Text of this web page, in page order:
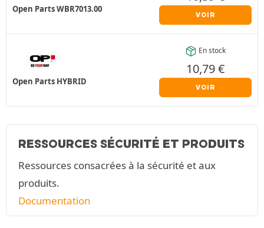
Open Parts WBR7013.00
VOIR
Open Parts HYBRID
En stock
10,79€
VOIR
RESSOURCES SÉCURITÉ ET PRODUITS
Ressources consacrées à la sécurité et aux
produits.
Documentation